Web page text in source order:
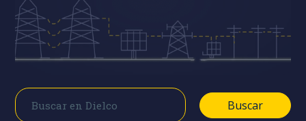
Buscar
Buscar
Buscar